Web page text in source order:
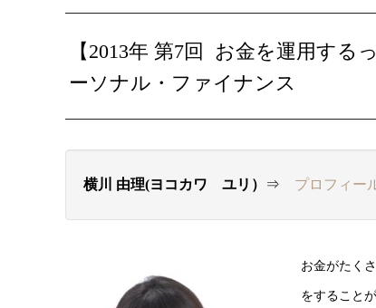
【2013年 第7回 お金を運用す
ーソナル・ファイナンス
横川 由理(ヨコカワ ユリ） ⇒ プロフィー
お金がたく
をすること